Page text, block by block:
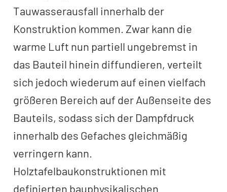
Tauwasserausfall innerhalb der
Konstruktion kommen. Zwar kann die
warme Luft nun partiell ungebremst in
das Bauteil hinein diffundieren, verteilt
sich jedoch wiederum auf einen vielfach
größeren Bereich auf der Außenseite des
Bauteils, sodass sich der Dampfdruck
innerhalb des Gefaches gleichmäßig
verringern kann.
Holztafelbaukonstruktionen mit
definierten bauphysikalischen